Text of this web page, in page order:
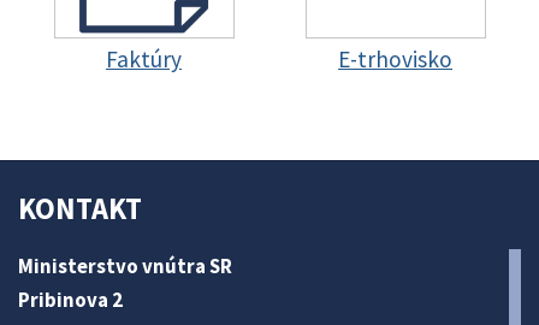
Faktúry E-trhovisko
KONTAKT
Ministerstvo vnútra SR
Pribinova 2